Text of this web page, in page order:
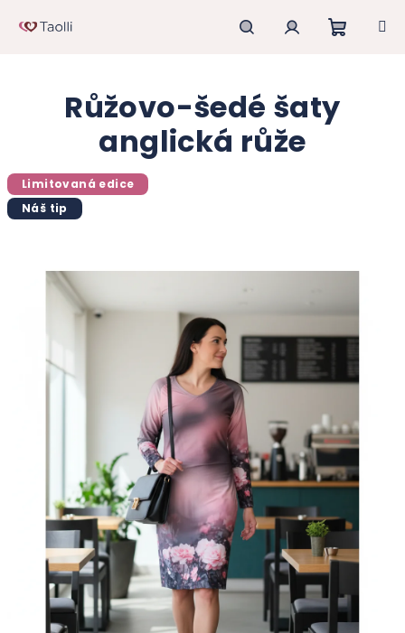
košík
Růžovo-šedé šaty
anglická růže
Limitovaná edice
Náš tip